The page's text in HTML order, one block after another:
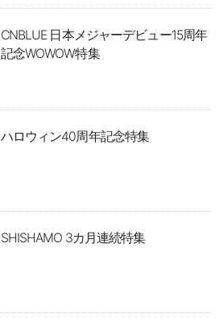
CNBLUE 日本メジャーデビュー15周年
記念WOWOW特集
ハロウィン40周年記念特集
SHISHAMO 3カ月連続特集